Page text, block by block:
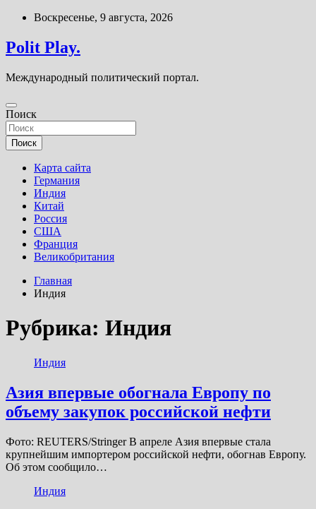
Перейти
содержимому
Воскресенье, 9 августа, 2026
Polit Play.
Международный политический портал.
Поиск
Поиск
Карта сайта
Германия
Индия
Китай
Россия
США
Франция
Великобритания
Главная
Индия
Рубрика: Индия
Индия
Азия впервые обогнала Европу по
объему закупок российской нефти
Фото: REUTERS/Stringer В апреле Азия впервые стала
крупнейшим импортером российской нефти, обогнав Европу.
Об этом сообщило…
Индия